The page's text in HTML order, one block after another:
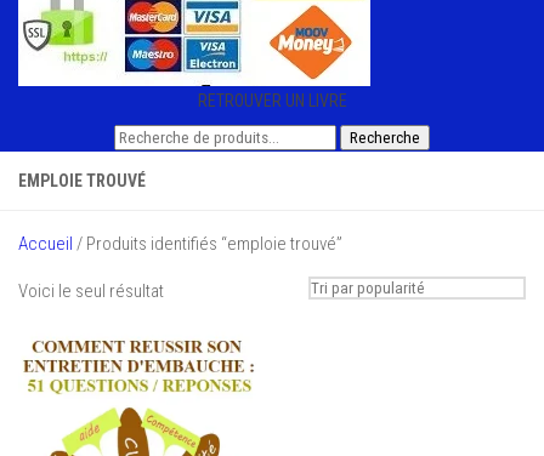
RETROUVER UN LIVRE
Recherche
Recherche
EMPLOIE TROUVÉ
Accueil / Produits identifiés “emploie trouvé”
Voici le seul résultat